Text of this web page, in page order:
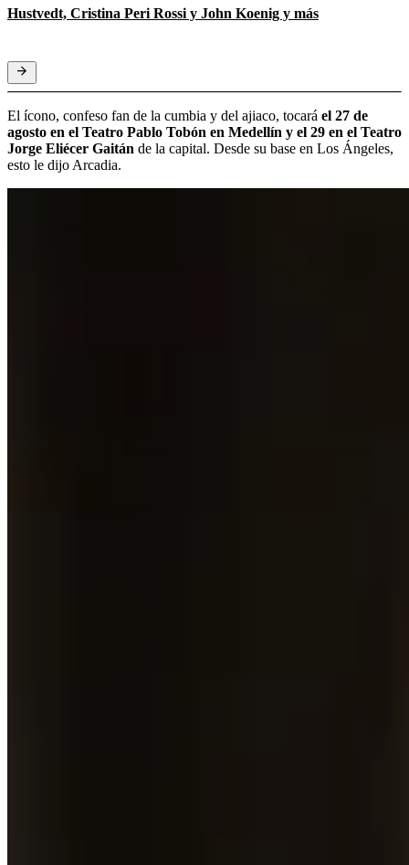
Hustvedt, Cristina Peri Rossi y John Koenig y más
El ícono, confeso fan de la cumbia y del ajiaco, tocará el 27 de
agosto en el Teatro Pablo Tobón en Medellín y el 29 en el Teatro
Jorge Eliécer Gaitán de la capital. Desde su base en Los Ángeles,
esto le dijo Arcadia.